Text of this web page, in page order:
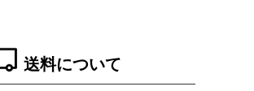
送料について